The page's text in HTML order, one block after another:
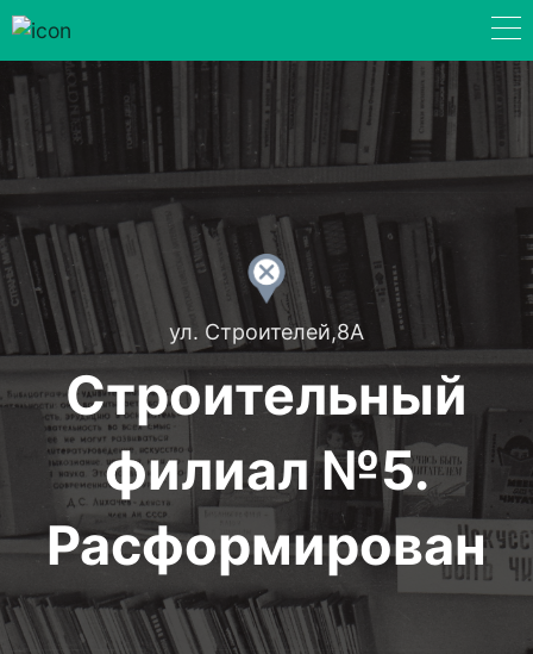
ул. Строителей,8А
Строительный
филиал №5.
Расформирован